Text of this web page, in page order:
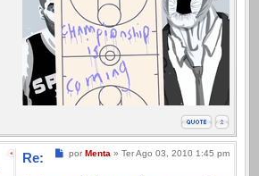
Mensagem
por Menta » Ter Ago 03, 2010 1:45 pm
Re: